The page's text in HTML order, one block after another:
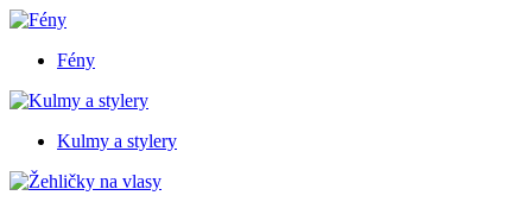
Fény
Kulmy a stylery